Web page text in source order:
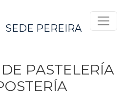
SEDE PEREIRA
PASTELERÍA